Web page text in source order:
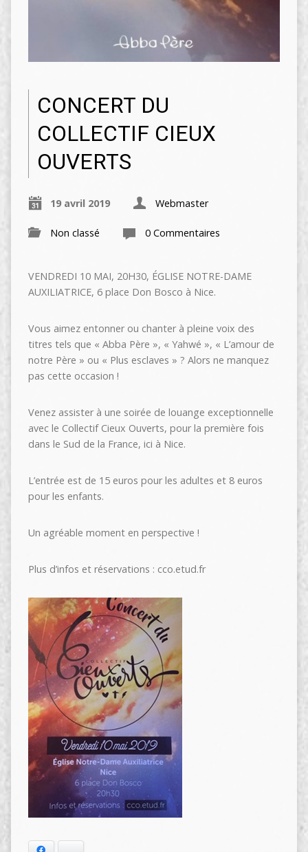
CONCERT DU
COLLECTIF CIEUX
OUVERTS
19 avril 2019 Webmaster
Non classé 0 Commentaires
VENDREDI 10 MAI, 20H30, ÉGLISE NOTRE-DAME
AUXILIATRICE, 6 place Don Bosco à Nice.
Vous aimez entonner ou chanter à pleine voix des
titres tels que « Abba Père », « Yahwé », « L’amour de
notre Père » ou « Plus esclaves » ? Alors ne manquez
pas cette occasion !
Venez assister à une soirée de louange exceptionnelle
avec le Collectif Cieux Ouverts, pour la première fois
dans le Sud de la France, ici à Nice.
L’entrée est de 15 euros pour les adultes et 8 euros
pour les enfants.
Un agréable moment en perspective !
Plus d’infos et réservations : cco.etud.fr